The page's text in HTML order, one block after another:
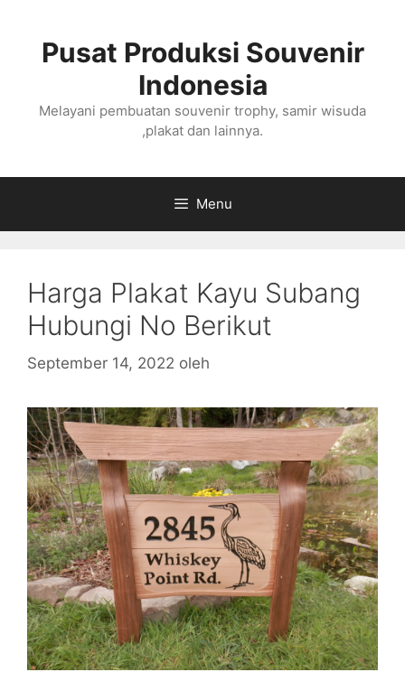
Pusat Produksi Souvenir
Indonesia
Melayani pembuatan souvenir trophy, samir wisuda
,plakat dan lainnya.
Menu
Harga Plakat Kayu Subang
Hubungi No Berikut
September 14, 2022 oleh